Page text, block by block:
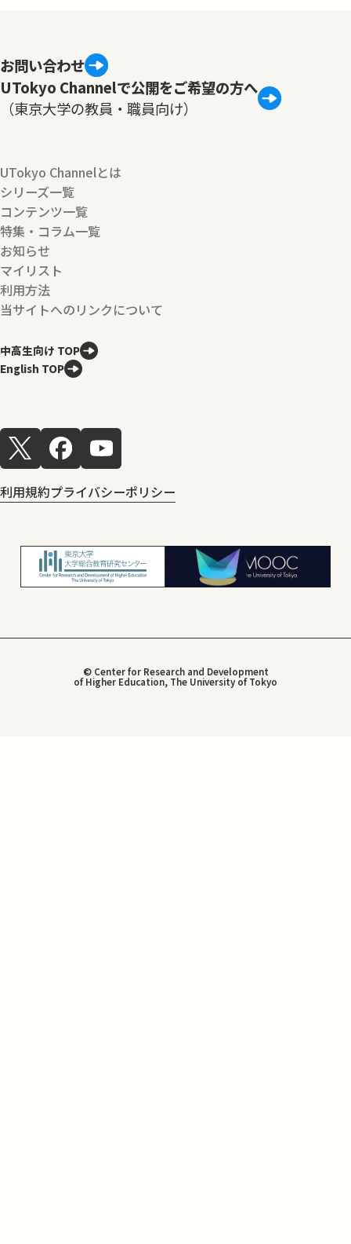
お問い合わせ
UTokyo Channelで公開をご希望の方へ
（東京大学の教員・職員向け）
UTokyo Channelとは
シリーズ一覧
コンテンツ一覧
特集・コラム一覧
お知らせ
マイリスト
利用方法
当サイトへのリンクについて
中高生向け TOP
English TOP
利用規約プライバシーポリシー
© Center for Research and Development
of Higher Education, The University of Tokyo